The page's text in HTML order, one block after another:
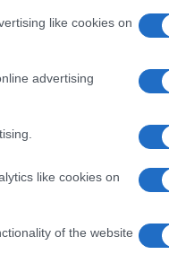
like cookies on
advertising
like cookies on
of the website
sono
situazione
del 118. I
la